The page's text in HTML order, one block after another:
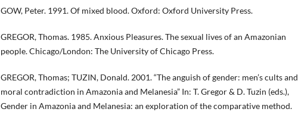
GOW, Peter. 1991. Of mixed blood. Oxford: Oxford University Press.
GREGOR, Thomas. 1985. Anxious Pleasures. The sexual lives of an Amazonian
people. Chicago/London: The University of Chicago Press.
GREGOR, Thomas; TUZIN, Donald. 2001. “The anguish of gender: men’s cults and
moral contradiction in Amazonia and Melanesia” In: T. Gregor & D. Tuzin (eds.),
Gender in Amazonia and Melanesia: an exploration of the comparative method.